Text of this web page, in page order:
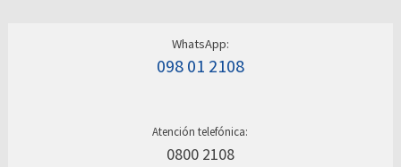
WhatsApp:
098 01 2108
Atención telefónica:
0800 2108